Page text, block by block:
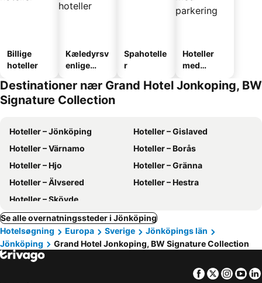
Billige
hoteller
Kæledyrsv
enlige
Spahotelle
r
Hoteller
med
Destinationer nær Grand Hotel Jonkoping, BW
Signature Collection
Hoteller – Jönköping
Hoteller – Gislaved
Hoteller – Värnamo
Hoteller – Borås
Hoteller – Hjo
Hoteller – Gränna
Hoteller – Älvsered
Hoteller – Hestra
Hoteller – Skövde
Se alle overnatningssteder i Jönköping
Hotelsøgning
Europa Sverige
Jönköpings län
Jönköping
Grand Hotel Jonkoping, BW Signature Collection
Facebook
Twitter